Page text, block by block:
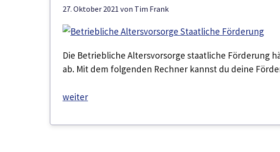
27. Oktober 2021 von Tim Frank
Die Betriebliche Altersvorsorge staatliche Förderung
ab. Mit dem folgenden Rechner kannst du deine
weiter